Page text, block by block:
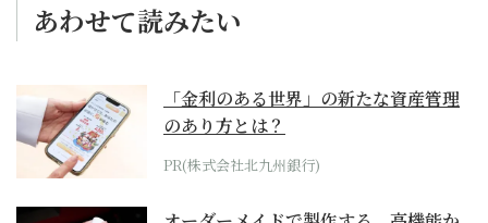
あわせて読みたい
「金利のある世界」の新たな資産管理
のあり方とは？
PR(株式会社北九州銀行)